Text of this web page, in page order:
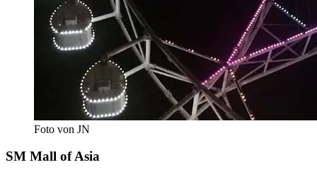
Foto von JN
SM Mall of Asia